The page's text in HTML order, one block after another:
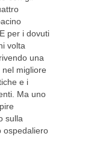
per i dovuti
volta
una
migliore
e i
Ma uno
sulla
ospedaliero